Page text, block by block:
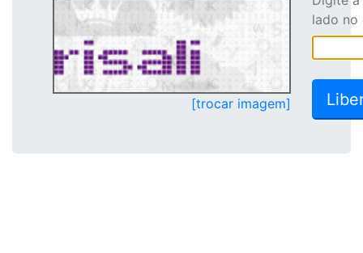
[trocar imagem]
lado no